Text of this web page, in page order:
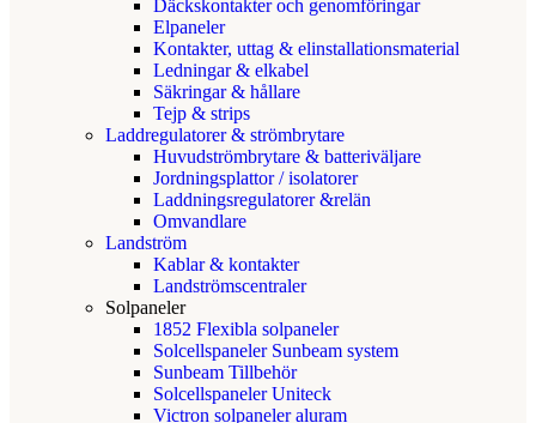
Däckskontakter och genomföringar
Elpaneler
Kontakter, uttag & elinstallationsmaterial
Ledningar & elkabel
Säkringar & hållare
Tejp & strips
Laddregulatorer & strömbrytare
Huvudströmbrytare & batteriväljare
Jordningsplattor / isolatorer
Laddningsregulatorer &relän
Omvandlare
Landström
Kablar & kontakter
Landströmscentraler
Solpaneler
1852 Flexibla solpaneler
Solcellspaneler Sunbeam system
Sunbeam Tillbehör
Solcellspaneler Uniteck
Victron solpaneler aluram